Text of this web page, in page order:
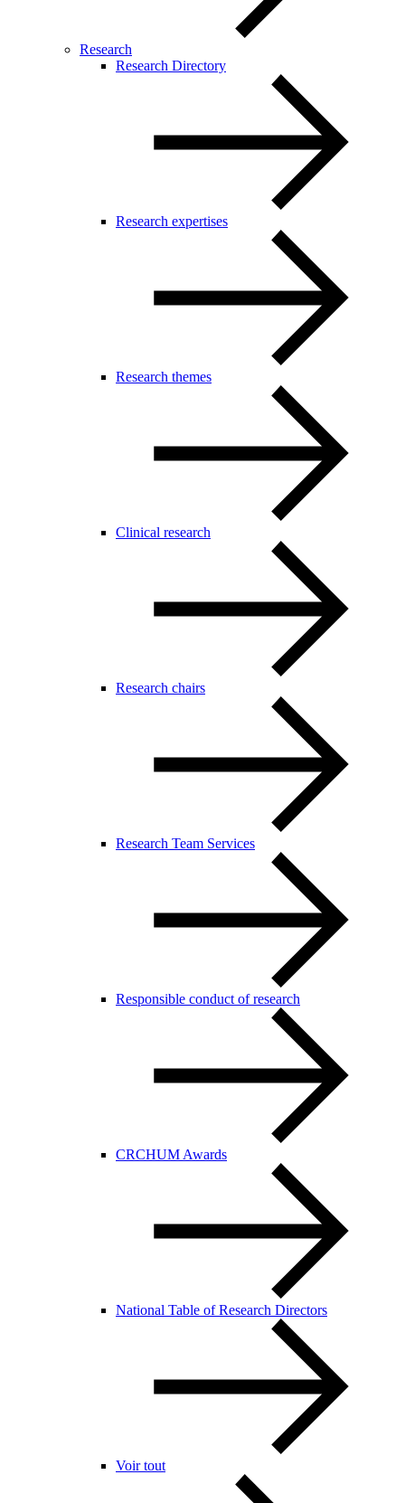
Research
Research Directory
Research expertises
Research themes
Clinical research
Research chairs
Research Team Services
Responsible conduct of research
CRCHUM Awards
National Table of Research Directors
Voir tout